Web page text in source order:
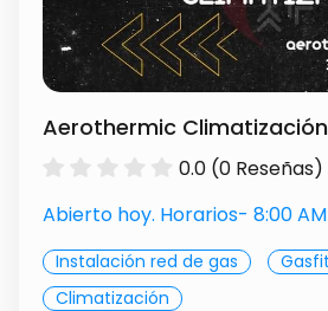
Aerothermic Climatización
0.0 (0 Reseñas)
Abierto hoy. Horarios- 8:00
Instalación red de gas
Climatización